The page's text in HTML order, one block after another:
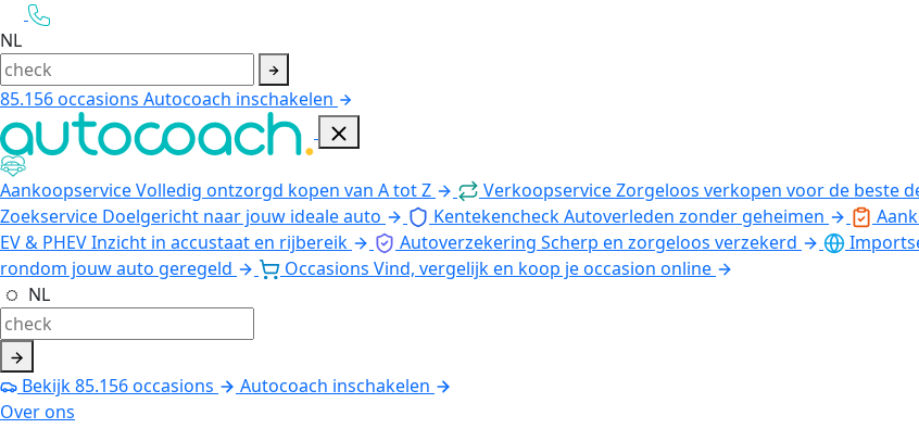
NL
85.156occasions Autocoach inschakelen
AankoopserviceVolledig ontzorgd kopen van A tot Z VerkoopserviceZorgeloos verkopen voor de beste
Zoekservice Doelgericht naar jouw ideale auto KentekencheckAutoverleden zonder geheimen
EV & PHEVInzicht in accustaat en rijbereik Autoverzekering Scherp en zorgeloos verzekerd
rondom jouw auto geregeld
Occasions Vind, vergelijk en koop je occasion online
NL
Bekijk85.156occasions
Autocoach inschakelen
Over ons